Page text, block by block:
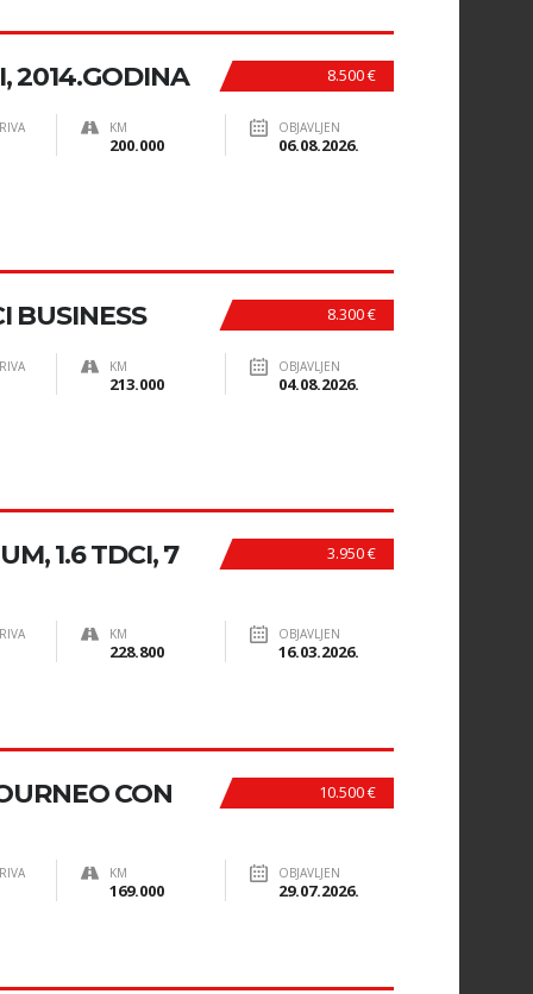
8.500 €
2014.GODINA
KM
200.000
OBJAVLJEN
06.08.2026.
8.300 €
BUSINESS
KM
213.000
OBJAVLJEN
04.08.2026.
3.950 €
1.6 TDCI, 7
KM
228.800
OBJAVLJEN
16.03.2026.
10.500 €
CON
KM
169.000
OBJAVLJEN
29.07.2026.